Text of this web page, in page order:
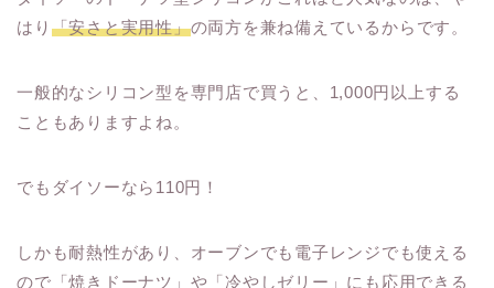
はり 「安さと実用性」の両方を兼ね備えているからです。
一般的なシリコン型を専門店で買うと、1,000円以上する
こともありますよね。
でもダイソーなら110円！
しかも耐熱性があり、オーブンでも電子レンジでも使える
ので「焼きドーナツ」や「冷やしゼリー」にも応用できる